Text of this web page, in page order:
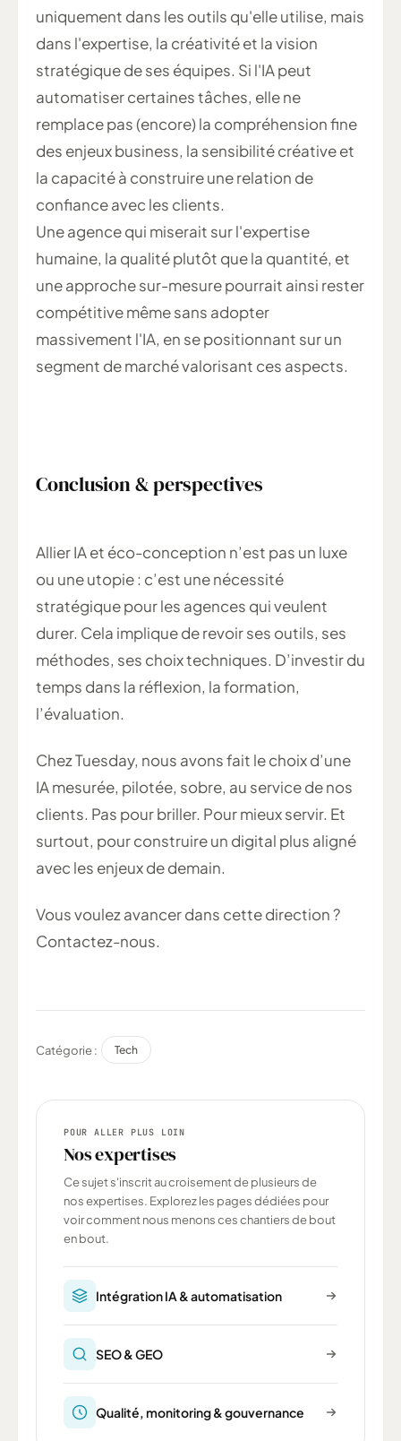
uniquement dans les outils qu'elle utilise, mais
dans l'expertise, la créativité et la vision
stratégique de ses équipes. Si l'IA peut
automatiser certaines tâches, elle ne
remplace pas (encore) la compréhension fine
des enjeux business, la sensibilité créative et
la capacité à construire une relation de
confiance avec les clients.
Une agence qui miserait sur l'expertise
humaine, la qualité plutôt que la quantité, et
une approche sur-mesure pourrait ainsi rester
compétitive même sans adopter
massivement l'IA, en se positionnant sur un
segment de marché valorisant ces aspects.
Conclusion & perspectives
Allier IA et éco-conception n’est pas un luxe
ou une utopie : c’est une nécessité
stratégique pour les agences qui veulent
durer. Cela implique de revoir ses outils, ses
méthodes, ses choix techniques. D’investir du
temps dans la réflexion, la formation,
l’évaluation.
Chez Tuesday, nous avons fait le choix d’une
IA mesurée, pilotée, sobre, au service de nos
clients. Pas pour briller. Pour mieux servir. Et
surtout, pour construire un digital plus aligné
avec les enjeux de demain.
Vous voulez avancer dans cette direction ?
Contactez-nous.
Catégorie : Tech
POUR ALLER PLUS LOIN
Nos expertises
Ce sujet s'inscrit au croisement de plusieurs de
nos expertises. Explorez les pages dédiées pour
voir comment nous menons ces chantiers de bout
en bout.
Intégration IA & automatisation
SEO & GEO
Qualité, monitoring & gouvernance